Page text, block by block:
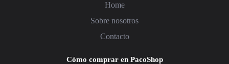
Home
Sobre nosotros
Contacto
Cómo comprar en PacoShop